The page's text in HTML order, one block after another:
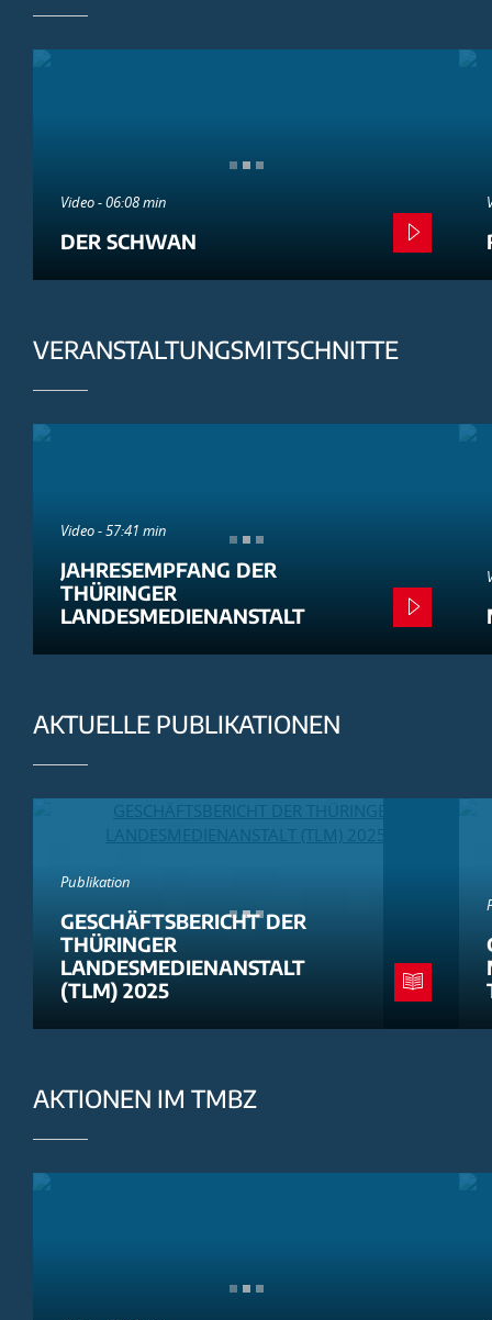
Video - 06:08 min
DER SCHWAN
VERANSTALTUNGSMITSCHNITTE
Video - 57:41 min
JAHRESEMPFANG DER
THÜRINGER
LANDESMEDIENANSTALT
AKTUELLE PUBLIKATIONEN
Publikation
GESCHÄFTSBERICHT DER
THÜRINGER
LANDESMEDIENANSTALT
(TLM) 2025
AKTIONEN IM TMBZ